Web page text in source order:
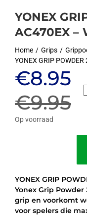
YONEX
AC470EX –
Home Grips
YONEX GRIP
€9.95
prijs
was:
€8.95
prijs
is:
Op voorraad
2
-
AC470EX
YONEX GRIP
Yonex Grip Powder
grip en voorkomt
voor spelers die